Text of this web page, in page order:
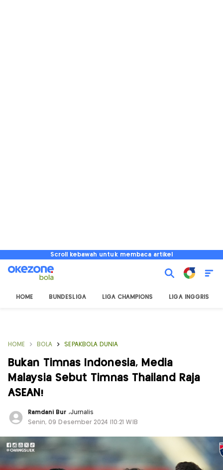
Scroll kebawah untuk membaca artikel
HOME BUNDESLIGA LIGA CHAMPIONS LIGA INGGRIS
HOME BOLA SEPAKBOLA DUNIA
Bukan Timnas Indonesia, Media
Malaysia Sebut Timnas Thailand Raja
ASEAN!
Ramdani Bur ,Jurnalis
Senin, 09 Desember 2024 |10:21 WIB